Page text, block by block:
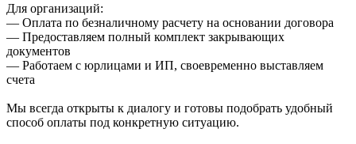
Для организаций:
— Оплата по безналичному расчету на основании договора
— Предоставляем полный комплект закрывающих
документов
— Работаем с юрлицами и ИП, своевременно выставляем
счета
Мы всегда открыты к диалогу и готовы подобрать удобный
способ оплаты под конкретную ситуацию.